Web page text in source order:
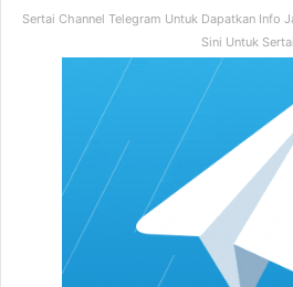
Kenapa mudah ditipu
6 sebab kenapa perlu ada
Apa itu surat perjanjian
Syarat-syarat perjanjian
Kegunaan Surat perjanjian
Pemahaman Surat Perjanjian
Surat perjanjian dan surat
Kepelbagaian Surat Perjanjian
Sertai Channel Telegram Untuk Dapatkan Info
Sini Untuk Sertai